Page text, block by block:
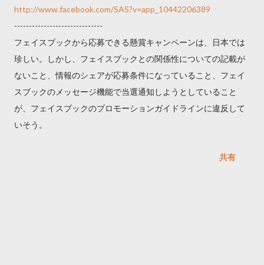
http://www.facebook.com/SAS?v=app_10442206389
------------------------------
フェイスブックから応募できる懸賞キャンペーンは、日本では
珍しい。しかし、フェイスブックとの関係性についての記載が
ないこと、情報のシェアが応募条件になっていること、フェイ
スブックのメッセージ機能で当選通知しようとしていること
が、フェイスブックのプロモーションガイドラインに違反して
いそう。
共有